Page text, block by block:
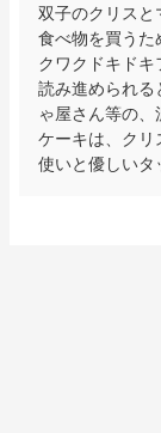
双子のクリスと
食べ物を買うた
クワクドキド
読み進められる
ゃ屋さん等の
ケーキは、クリ
使いと優しいタ